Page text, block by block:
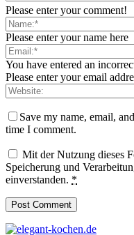
Please enter your comment!
Please enter your name here
You have entered an
Please enter your email
Save my name, email,
time I comment.
Mit der Nutzung dieses
Speicherung und
einverstanden. *